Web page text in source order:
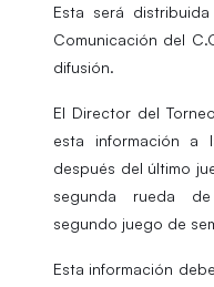
Esta será
Comunicación del
difusión.
El Director del
esta información a
después del último
segunda rueda
segundo juego de
Esta información